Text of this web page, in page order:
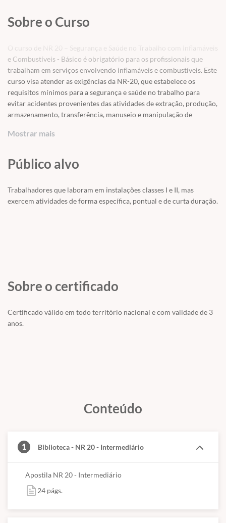
Sobre o Curso
O curso de NR 20 – Segurança e Saúde no Trabalho com Inflamáveis
e Combustíveis - Básico é obrigatório para os profissionais que
trabalham em serviços envolvendo inflamáveis e combustíveis. Este
curso visa atender as exigências da NR-20, que estabelece os
requisitos mínimos para a segurança e saúde no trabalho para
evitar acidentes provenientes das atividades de extração, produção,
armazenamento, transferência, manuseio e manipulação de
Mostrar mais
Público alvo
Trabalhadores que laboram em instalações classes I e II, mas
exercem atividades de forma específica, pontual e de curta duração.
Sobre o certificado
Certificado válido em todo território nacional e com validade de 3
anos.
Conteúdo
1 Biblioteca - NR 20 - Intermediário
Apostila NR 20 - Intermediário
24 págs.